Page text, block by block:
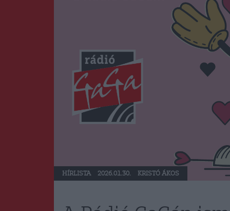
HÍRLISTA 2026.01.30. KRISTÓ ÁKOS